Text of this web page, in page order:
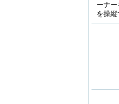
ーナ
を操縦